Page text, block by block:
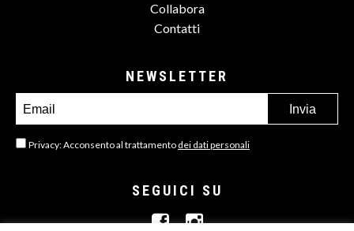
Collabora
Contatti
NEWSLETTER
Privacy: Acconsento al trattamento dei dati personali
SEGUICI SU